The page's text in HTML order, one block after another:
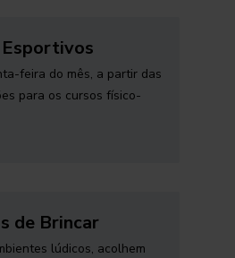
feira do mês, a partir das
para os cursos físico-
de Brincar
lúdicos, acolhem